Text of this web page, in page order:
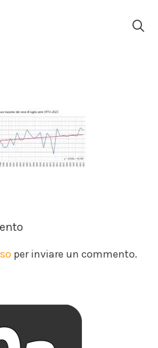
per inviare un commento.